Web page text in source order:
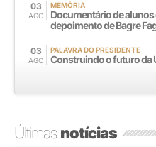
03
AGO
MEMÓRIA
Documentário de alunos
depoimento de Bagre
03
AGO
PALAVRA DO PRESIDENTE
Construindo o futuro da
Últimasnotícias